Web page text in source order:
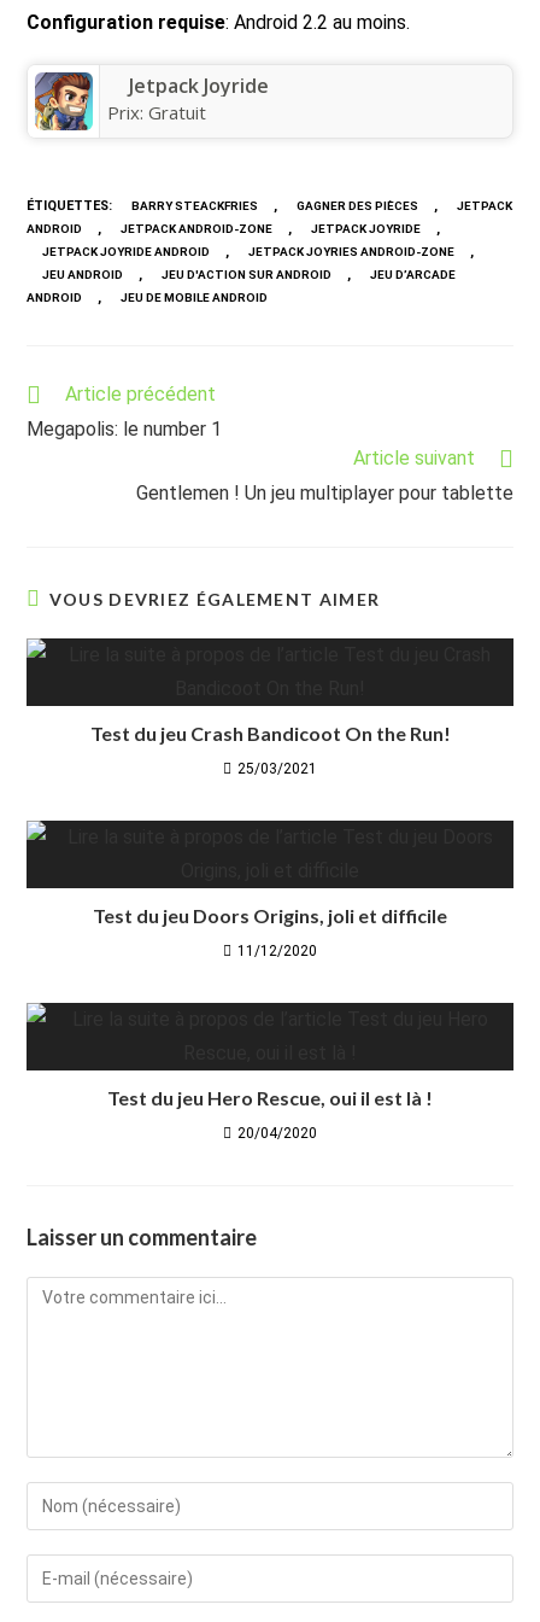
Configuration requise: Android 2.2 au moins.
Jetpack Joyride
Prix:Gratuit
ÉTIQUETTES: BARRY STEACKFRIES , GAGNER DES PIÈCES ,
JETPACK
ANDROID
, JETPACK ANDROID-ZONE , JETPACK JOYRIDE ,
JETPACK JOYRIDE ANDROID , JETPACK JOYRIES ANDROID-ZONE ,
JEU ANDROID , JEU D'ACTION SUR ANDROID ,
JEU D’ARCADE
ANDROID
, JEU DE MOBILE ANDROID
Read
articles
Article précédent
Megapolis: le number 1
Article suivant
Gentlemen ! Un jeu multiplayer pour tablette
VOUS DEVRIEZ ÉGALEMENT AIMER
Test du jeu Crash Bandicoot On the Run!
25/03/2021
Test du jeu Doors Origins, joli et difficile
11/12/2020
Test du jeu Hero Rescue, oui il est là !
20/04/2020
Laisser un commentaire
Comment
Enter
your
name
Enter
your